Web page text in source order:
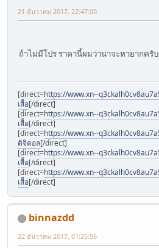
21 ธันวาคม 2017, 22:47:00
ถ้าไม่มีโปร ราคานี้ผมว่าน่าจะหายากครับ
[direct=https://www.xn--
เสื้อ[/direct]
[direct=https://www.xn--
เสื้อ[/direct]
[direct=https://www.xn--
ดิจิตอล[/direct]
[direct=https://www.xn--
เสื้อ[/direct]
[direct=https://www.xn--
เสื้อ[/direct]
binnazdd
22 ธันวาคม 2017, 01:25:56